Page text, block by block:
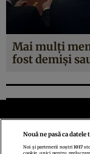
Mai mulți
fost demiși
Nouă ne pasă ca
Noi și partenerii noștri1017
cookie unici pentru